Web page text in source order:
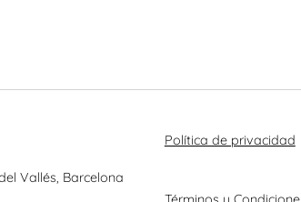
Vallés, Barcelona
Política de privacidad